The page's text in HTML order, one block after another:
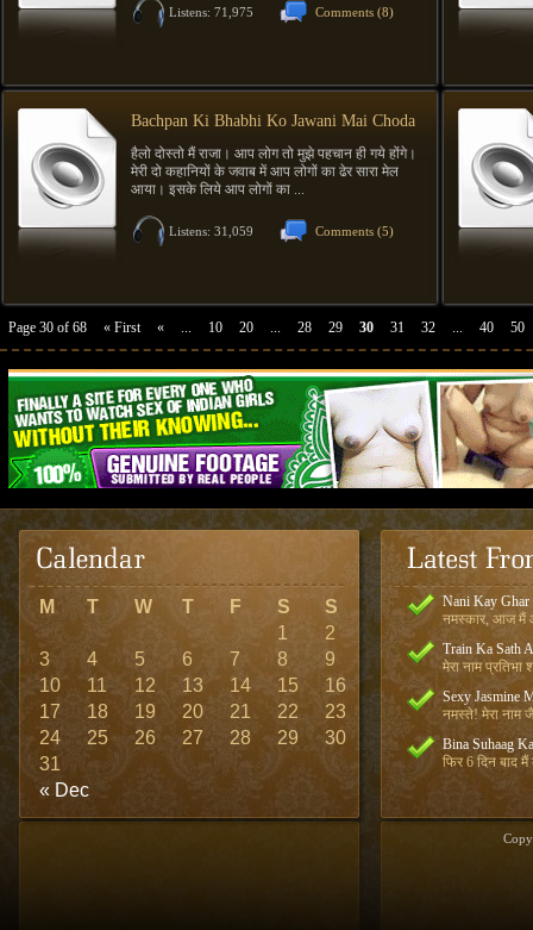
Listens: 71,975 Comments (8)
Bachpan Ki Bhabhi Ko Jawani Mai Choda
हैलो दोस्तो मैं राजा। आप लोग तो मुझे पहचान ही गये होंगे।
मेरी दो कहानियों के जवाब में आप लोगों का ढेर सारा मेल
आया। इसके लिये आप लोगों का ...
Listens: 31,059 Comments (5)
Page 30 of 68 « First « ... 10 20 ... 28 29 30 31 32 ... 40 50
M T W T F S S
« Dec
1
2
3
4 5 6 7 8
9
10
11 12 13 14 15
16
17
18 19 20 21 22
23
24
25 26 27 28 29
30
31
Nani Kay Ghar
नमस्कार, आज मैं
Train Ka Sath
मेरा नाम प्रतिभा
Sexy Jasmine
नमस्ते! मेरा नाम
Bina Suhaag
फिर 6 दिन बाद